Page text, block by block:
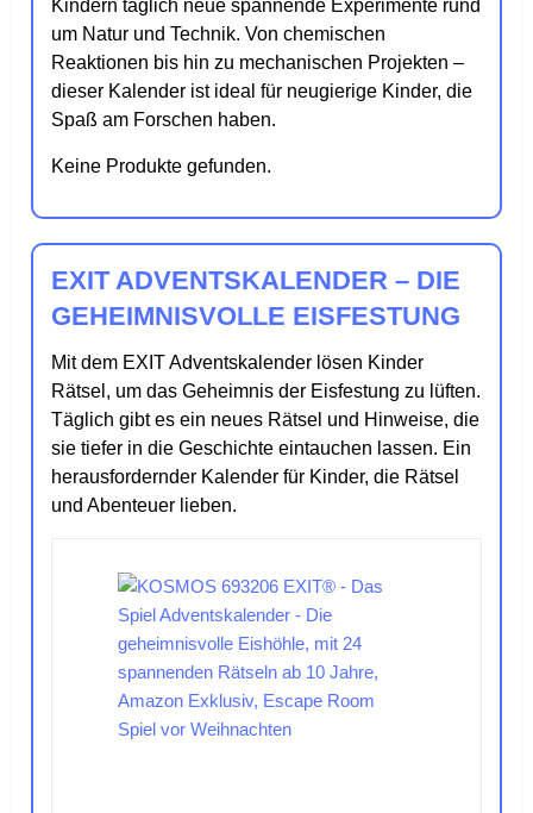
Kindern täglich neue spannende Experimente rund
um Natur und Technik. Von chemischen
Reaktionen bis hin zu mechanischen Projekten –
dieser Kalender ist ideal für neugierige Kinder, die
Spaß am Forschen haben.
Keine Produkte gefunden.
EXIT ADVENTSKALENDER – DIE
GEHEIMNISVOLLE EISFESTUNG
Mit dem EXIT Adventskalender lösen Kinder
Rätsel, um das Geheimnis der Eisfestung zu lüften.
Täglich gibt es ein neues Rätsel und Hinweise, die
sie tiefer in die Geschichte eintauchen lassen. Ein
herausfordernder Kalender für Kinder, die Rätsel
und Abenteuer lieben.